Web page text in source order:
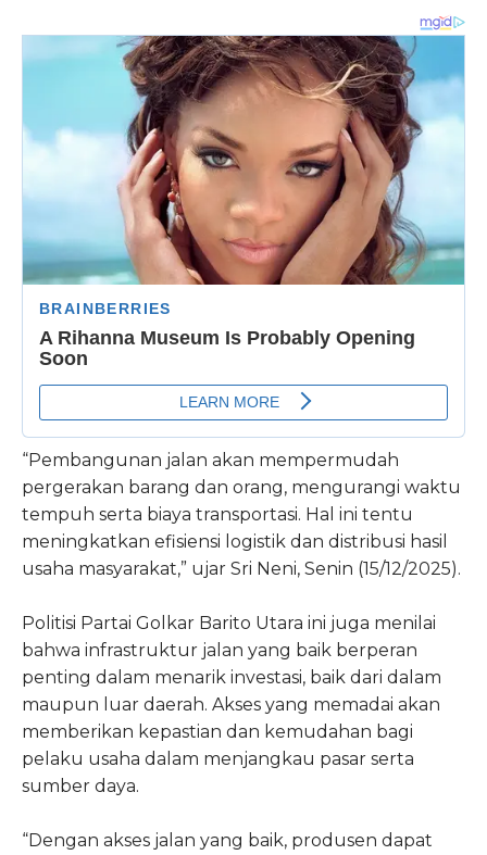
“Pembangunan jalan akan mempermudah
pergerakan barang dan orang, mengurangi waktu
tempuh serta biaya transportasi. Hal ini tentu
meningkatkan efisiensi logistik dan distribusi hasil
usaha masyarakat,” ujar Sri Neni, Senin (15/12/2025).
Politisi Partai Golkar Barito Utara ini juga menilai
bahwa infrastruktur jalan yang baik berperan
penting dalam menarik investasi, baik dari dalam
maupun luar daerah. Akses yang memadai akan
memberikan kepastian dan kemudahan bagi
pelaku usaha dalam menjangkau pasar serta
sumber daya.
“Dengan akses jalan yang baik, produsen dapat